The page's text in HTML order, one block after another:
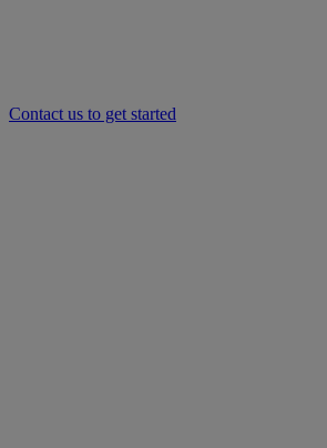
Contact us to get started